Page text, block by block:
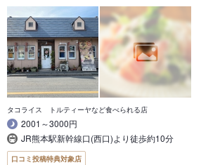
タコライス トルティーヤなど食べられる店
2001～3000円
JR熊本駅新幹線口(西口)より徒歩約10分
口コミ投稿特典対象店